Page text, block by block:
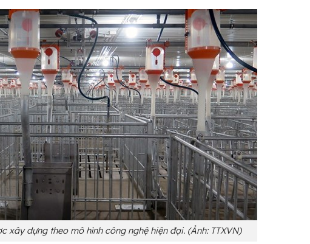
xây dựng theo mô hình công nghệ hiện đại. (Ảnh: TTXVN)